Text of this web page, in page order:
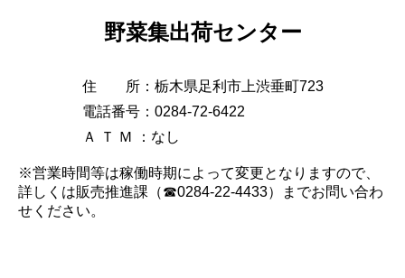
野菜集出荷センター
住 所：栃木県足利市上渋垂町723
電話番号：0284-72-6422
Ａ Ｔ Ｍ ：なし
※営業時間等は稼働時期によって変更となりますので、
詳しくは販売推進課（☎0284-22-4433）までお問い合わ
せください。